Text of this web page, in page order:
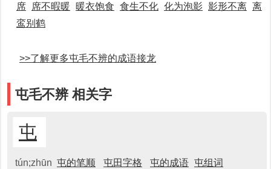
席
席不暇暖 暖衣饱食 食生不化 化为泡影 影形不离 离
鸾别鹤
>>了解更多屯毛不辨的成语接龙
屯毛不辨 相关字
屯
tún;zhūn 屯的笔顺 屯田字格 屯的成语 屯组词